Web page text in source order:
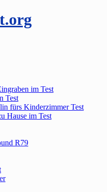
im Test
Test
fürs Kinderzimmer Test
Hause im Test
R79